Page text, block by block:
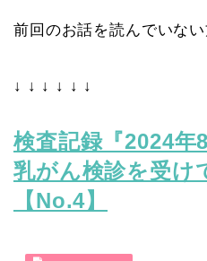
前回のお話を読んでいな
↓ ↓ ↓ ↓ ↓ ↓
検査記録『2024年
乳がん検診を受け
【No.4】